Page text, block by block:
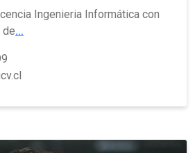
Ingenieria Informática con
de...